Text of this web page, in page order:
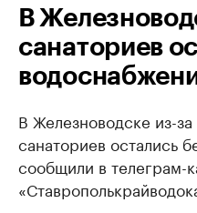
В
санаториев
В Железноводске из-
санаториев остались
сообщили в телеграм-